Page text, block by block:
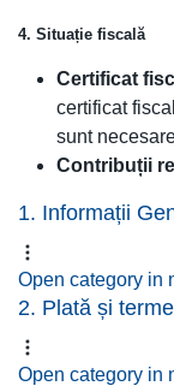
4. Situație fiscală
Certificat
certificat
sunt
Contribuții
1. Informații
Open category in
2. Plată și
Open category in